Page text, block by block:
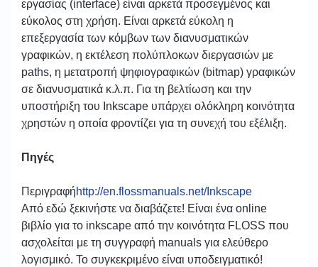
εργασίας (interface) είναι αρκετά προσεγμένος και
εύκολος στη χρήση. Είναι αρκετά εύκολη η
επεξεργασία των κόμβων των διανυσματικών
γραφικών, η εκτέλεση πολύπλοκων διεργασιών με
paths, η μετατροπή ψηφιογραφικών (bitmap) γραφικών
σε διανυσματικά κ.λ.π. Για τη βελτίωση και την
υποστήριξη του Inkscape υπάρχει ολόκληρη κοινότητα
χρηστών η οποία φροντίζει για τη συνεχή του εξέλιξη.
Πηγές
Περιγραφήhttp://en.flossmanuals.net/Inkscape
Από εδώ ξεκινήστε να διαβάζετε! Είναι ένα online
βιβλίο για το inkscape από την κοινότητα FLOSS που
ασχολείται με τη συγγραφή manuals για ελεύθερο
λογισμικό. Το συγκεκριμένο είναι υποδειγματικό!